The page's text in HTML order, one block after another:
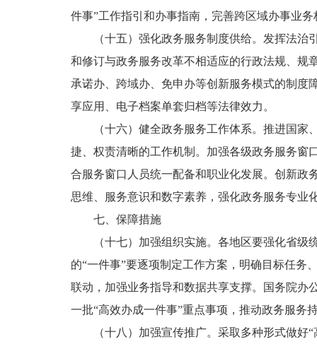
件事”工作指引和办事指南，完善跨区域办事业
（十五）强化政务服务制度供给。发挥法
和修订与政务服务改革不相适应的行政法规、规
承诺办、跨域办、免申办等创新服务模式的制度
享应用、电子档案单套归档等法律效力。
（十六）健全政务服务工作体系。推进国
捷、权责清晰的工作机制。加强各级政务服务窗
合服务窗口人员统一配备和职业化发展。创新政
思维、服务意识和数字素养，强化政务服务专业
七、保障措施
（十七）加强组织实施。各地区要强化省
的“一件事”要逐项制定工作方案，明确目标任务
联动，加强业务指导和数据共享支撑。国务院办
一批“高效办成一件事”重点事项，推动政务服务
（十八）加强宣传推广。采取多种形式做